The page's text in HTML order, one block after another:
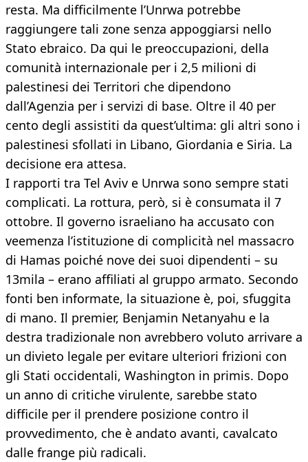
resta. Ma difficilmente l’Unrwa potrebbe
raggiungere tali zone senza appoggiarsi nello
Stato ebraico. Da qui le preoccupazioni, della
comunità internazionale per i 2,5 milioni di
palestinesi dei Territori che dipendono
dall’Agenzia per i servizi di base. Oltre il 40 per
cento degli assistiti da quest’ultima: gli altri sono i
palestinesi sfollati in Libano, Giordania e Siria. La
decisione era attesa.
I rapporti tra Tel Aviv e Unrwa sono sempre stati
complicati. La rottura, però, si è consumata il 7
ottobre. Il governo israeliano ha accusato con
veemenza l’istituzione di complicità nel massacro
di Hamas poiché nove dei suoi dipendenti – su
13mila – erano affiliati al gruppo armato. Secondo
fonti ben informate, la situazione è, poi, sfuggita
di mano. Il premier, Benjamin Netanyahu e la
destra tradizionale non avrebbero voluto arrivare a
un divieto legale per evitare ulteriori frizioni con
gli Stati occidentali, Washington in primis. Dopo
un anno di critiche virulente, sarebbe stato
difficile per il prendere posizione contro il
provvedimento, che è andato avanti, cavalcato
dalle frange più radicali.